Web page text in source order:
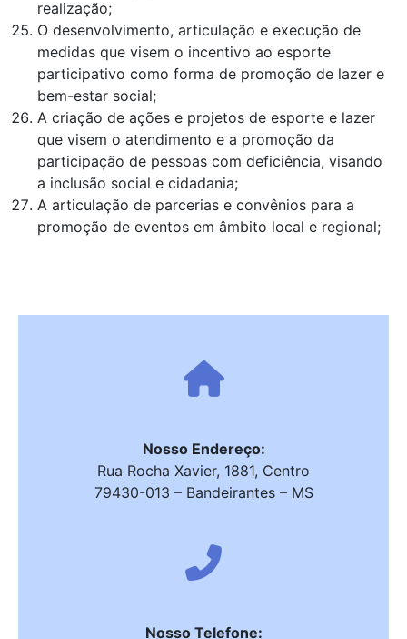
realização;
O desenvolvimento, articulação e execução de
medidas que visem o incentivo ao esporte
participativo como forma de promoção de lazer e
bem-estar social;
A criação de ações e projetos de esporte e lazer
que visem o atendimento e a promoção da
participação de pessoas com deficiência, visando
a inclusão social e cidadania;
A articulação de parcerias e convênios para a
promoção de eventos em âmbito local e regional;
Nosso Endereço:
Rua Rocha Xavier, 1881, Centro
79430-013 – Bandeirantes – MS
Nosso Telefone: